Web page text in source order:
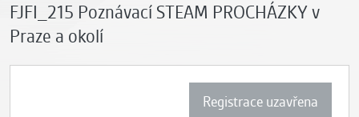
FJFI_215 Poznávací STEAM PROCHÁZKY v
Praze a okolí
Registrace uzavřena